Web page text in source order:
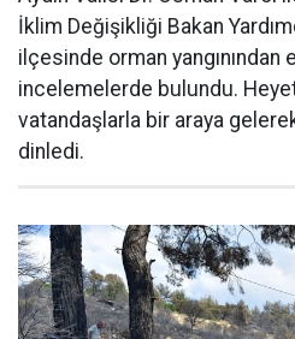
İklim Değişikliği Bakan
ilçesinde orman
incelemelerde bulundu.
vatandaşlarla bir araya
dinledi.